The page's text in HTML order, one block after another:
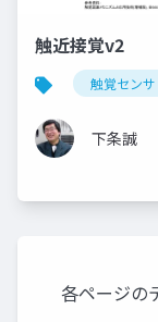
触近接覚v2
触覚センサ
下条誠
各ページの